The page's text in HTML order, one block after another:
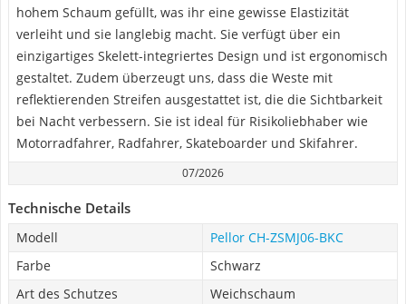
hohem Schaum gefüllt, was ihr eine gewisse Elastizität
verleiht und sie langlebig macht. Sie verfügt über ein
einzigartiges Skelett-integriertes Design und ist ergonomisch
gestaltet. Zudem überzeugt uns, dass die Weste mit
reflektierenden Streifen ausgestattet ist, die die Sichtbarkeit
bei Nacht verbessern. Sie ist ideal für Risikoliebhaber wie
Motorradfahrer, Radfahrer, Skateboarder und Skifahrer.
07/2026
Technische Details
Modell
Pellor CH-ZSMJ06-BKC
Farbe
Schwarz
Art des Schutzes
Weichschaum